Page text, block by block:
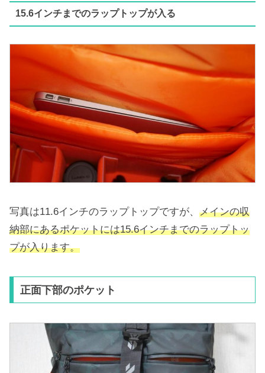
15.6インチまでのラップトップが入る
写真は11.6インチのラップトップですが、 メインの収
納部にあるポケットには15.6インチまでのラップトッ
プが入ります。
正面下部のポケット